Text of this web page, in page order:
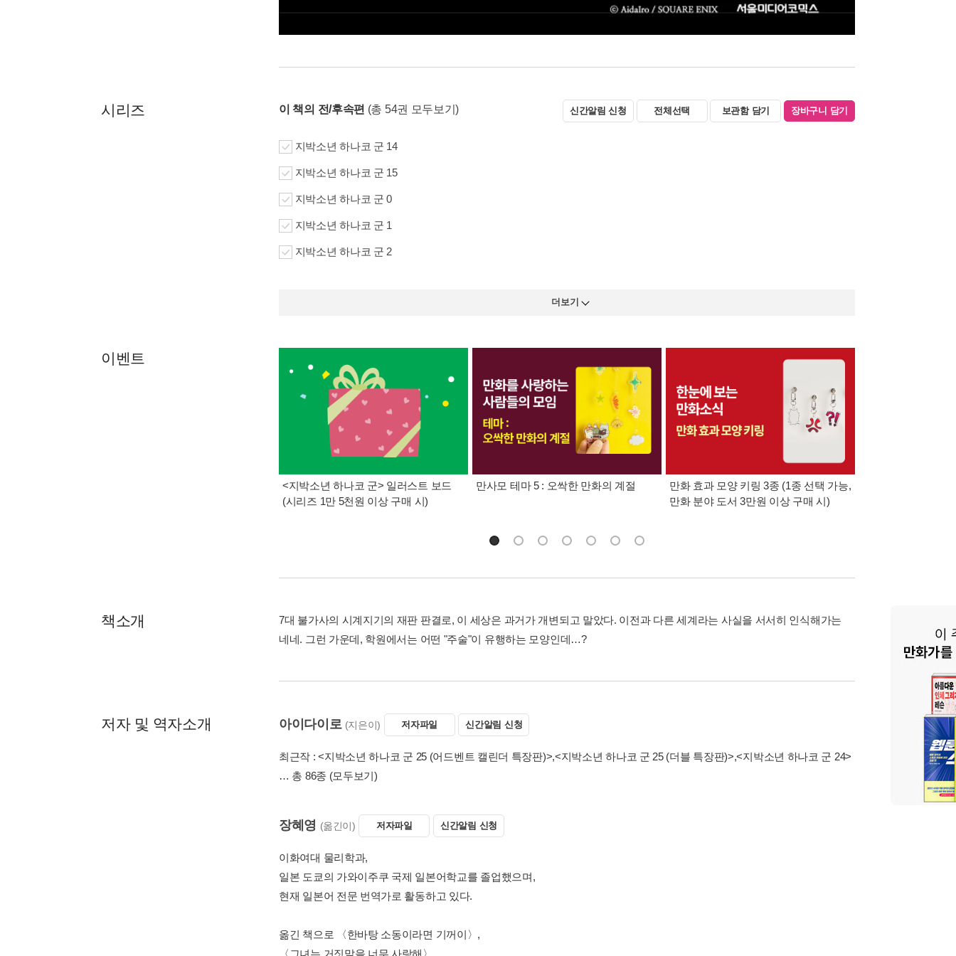
시리즈 이 책의 전/후속편 (총 54권 모두보기) 신간알림 신청 전체선택 보관함 담기 장바구니 담기
지박소년 하나코 군 14
지박소년 하나코 군 15
지박소년 하나코 군 0
지박소년 하나코 군 1
지박소년 하나코 군 2
더보기
이벤트
<지박소년 하나코 군> 일러스트 보드
(시리즈 1만 5천원 이상 구매 시)
만사모 테마 5 : 오싹한 만화의 계절
만화 효과 모양 키링 3종 (1종 선택 가능,
만화 분야 도서 3만원 이상 구매 시)
책소개
7대 불가사의 시계지기의 재판 판결로, 이 세상은 과거가 개변되고 말았다. 이전과 다른 세계라는 사실을 서서히 인식해가는
네네. 그런 가운데, 학원에서는 어떤 "주술"이 유행하는 모양인데…?
저자 및 역자소개 아이다이로 (지은이) 저자파일 신간알림 신청
최근작 :<지박소년 하나코 군 25 (어드벤트 캘린더 특장판)>,<지박소년 하나코 군 25 (더블 특장판)>,<지박소년 하나코 군 24>
… 총 86종 (모두보기)
장혜영 (옮긴이) 저자파일 신간알림 신청
이화여대 물리학과,
일본 도쿄의 가와이주쿠 국제 일본어학교를 졸업했으며,
현재 일본어 전문 번역가로 활동하고 있다.
옮긴 책으로 〈한바탕 소동이라면 기꺼이〉,